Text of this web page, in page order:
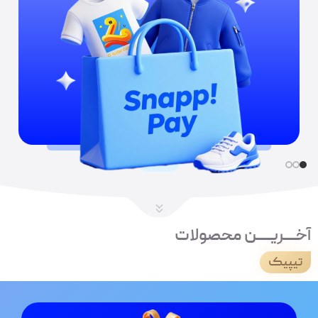
آخــــریـــــن محصولات
تیپیک